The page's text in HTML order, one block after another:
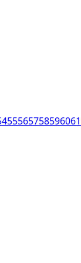
55565758596061